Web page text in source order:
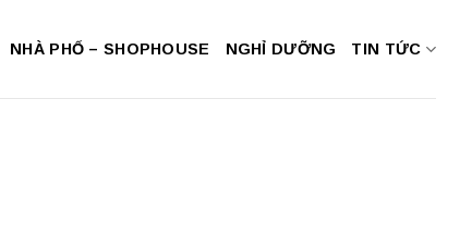
NHÀ PHỐ – SHOPHOUSE NGHỈ DƯỠNG TIN TỨC